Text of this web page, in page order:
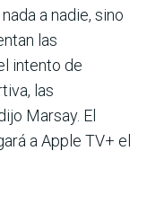
a nadie, sino
las
intento de
las
Marsay. El
a Apple TV+ el